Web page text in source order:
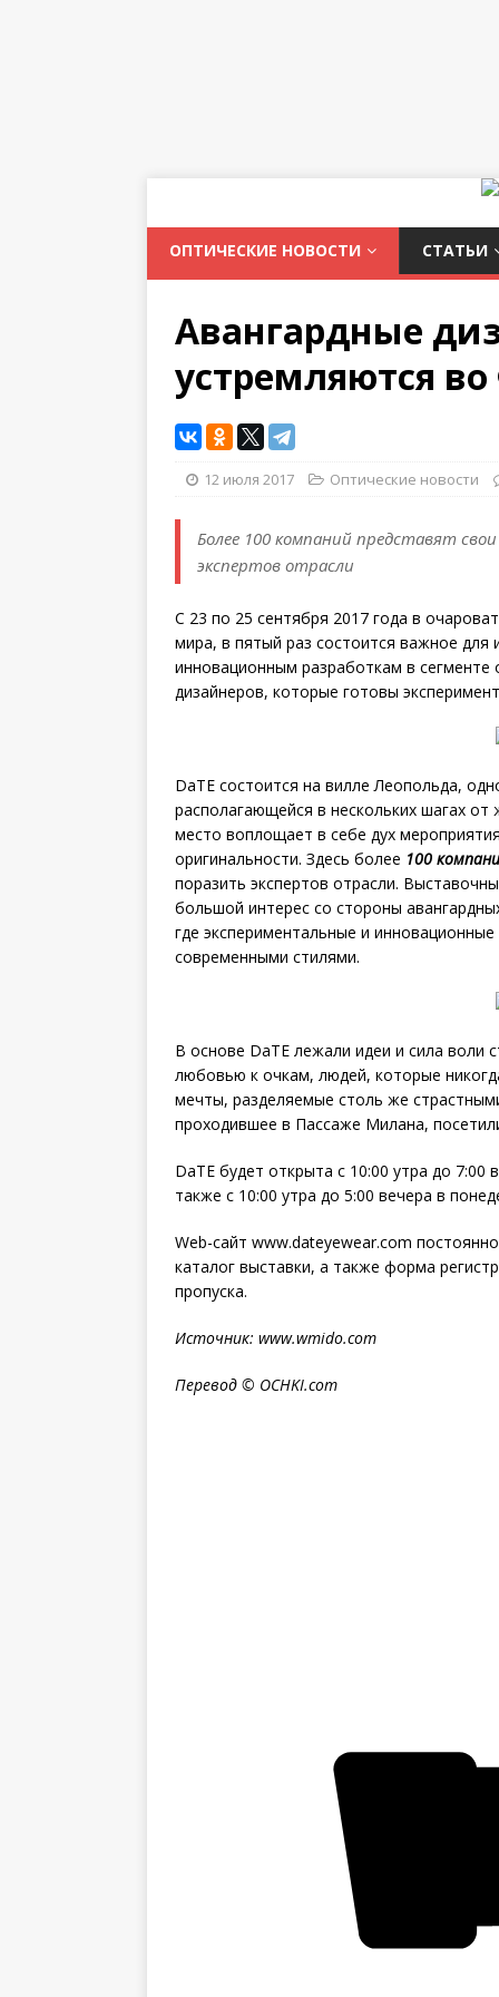
ОПТИЧЕСКИЕ НОВОСТИ СТАТЬИ
Авангардные
устремляются
12 июля 2017 Оптические новости
Более 100 компаний представят
экспертов отрасли
С 23 по 25 сентября 2017 года в
мира, в пятый раз состоится важное для
инновационным разработкам в
дизайнеров, которые готовы
DaTE состоится на вилле Леопольда,
располагающейся в нескольких шагах
место воплощает в себе дух
оригинальности. Здесь более 100
поразить экспертов отрасли.
большой интерес со стороны
где экспериментальные и
современными стилями.
В основе DaTE лежали идеи и сила воли
любовью к очкам, людей, которые
мечты, разделяемые столь же
проходившее в Пассаже Милана,
DaTE будет открыта с 10:00 утра до 7:00
также с 10:00 утра до 5:00 вечера в
Web-сайт www.dateyewear.com
каталог выставки, а также форма
пропуска.
Источник: www.wmido.com
Перевод © OCHKI.com